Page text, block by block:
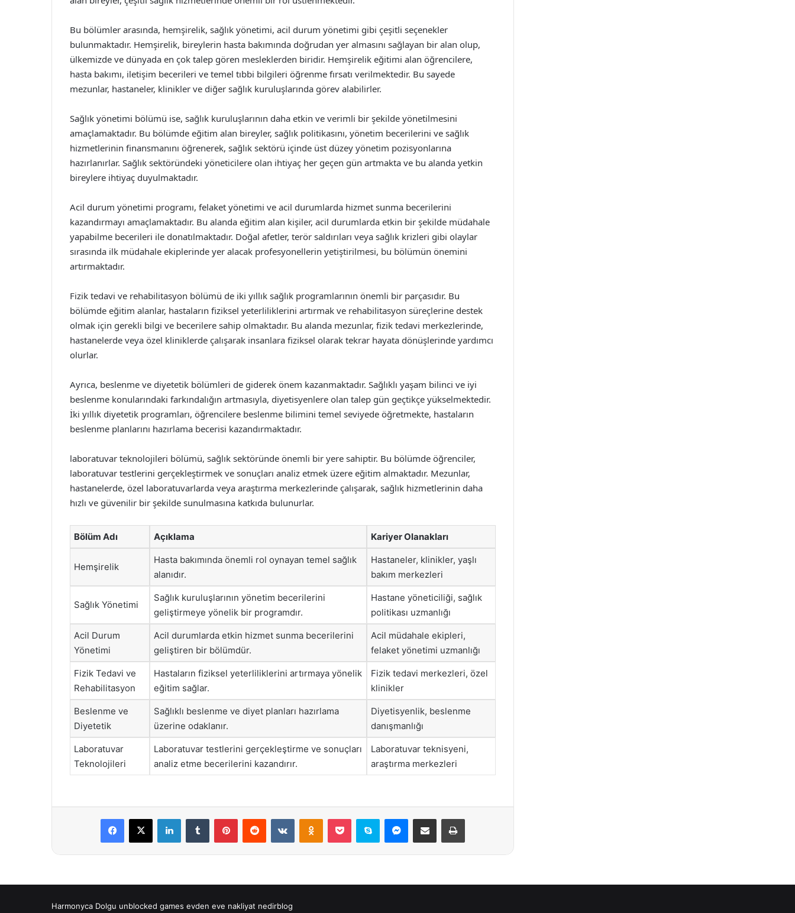
Bu bölümler arasında, hemşirelik, sağlık yönetimi, acil durum yönetimi gibi çeşitli seçenekler
bulunmaktadır. Hemşirelik, bireylerin hasta bakımında doğrudan yer almasını sağlayan bir alan olup,
ülkemizde ve dünyada en çok talep gören mesleklerden biridir. Hemşirelik eğitimi alan öğrencilere,
hasta bakımı, iletişim becerileri ve temel tıbbi bilgileri öğrenme fırsatı verilmektedir. Bu sayede
mezunlar, hastaneler, klinikler ve diğer sağlık kuruluşlarında görev alabilirler.
Sağlık yönetimi bölümü ise, sağlık kuruluşlarının daha etkin ve verimli bir şekilde yönetilmesini
amaçlamaktadır. Bu bölümde eğitim alan bireyler, sağlık politikasını, yönetim becerilerini ve sağlık
hizmetlerinin finansmanını öğrenerek, sağlık sektörü içinde üst düzey yönetim pozisyonlarına
hazırlanırlar. Sağlık sektöründeki yöneticilere olan ihtiyaç her geçen gün artmakta ve bu alanda yetkin
bireylere ihtiyaç duyulmaktadır.
Acil durum yönetimi programı, felaket yönetimi ve acil durumlarda hizmet sunma becerilerini
kazandırmayı amaçlamaktadır. Bu alanda eğitim alan kişiler, acil durumlarda etkin bir şekilde müdahale
yapabilme becerileri ile donatılmaktadır. Doğal afetler, terör saldırıları veya sağlık krizleri gibi olaylar
sırasında ilk müdahale ekiplerinde yer alacak profesyonellerin yetiştirilmesi, bu bölümün önemini
artırmaktadır.
Fizik tedavi ve rehabilitasyon bölümü de iki yıllık sağlık programlarının önemli bir parçasıdır. Bu
bölümde eğitim alanlar, hastaların fiziksel yeterliliklerini artırmak ve rehabilitasyon süreçlerine destek
olmak için gerekli bilgi ve becerilere sahip olmaktadır. Bu alanda mezunlar, fizik tedavi merkezlerinde,
hastanelerde veya özel kliniklerde çalışarak insanlara fiziksel olarak tekrar hayata dönüşlerinde yardımcı
olurlar.
Ayrıca, beslenme ve diyetetik bölümleri de giderek önem kazanmaktadır. Sağlıklı yaşam bilinci ve iyi
beslenme konularındaki farkındalığın artmasıyla, diyetisyenlere olan talep gün geçtikçe yükselmektedir.
İki yıllık diyetetik programları, öğrencilere beslenme bilimini temel seviyede öğretmekte, hastaların
beslenme planlarını hazırlama becerisi kazandırmaktadır.
laboratuvar teknolojileri bölümü, sağlık sektöründe önemli bir yere sahiptir. Bu bölümde öğrenciler,
laboratuvar testlerini gerçekleştirmek ve sonuçları analiz etmek üzere eğitim almaktadır. Mezunlar,
hastanelerde, özel laboratuvarlarda veya araştırma merkezlerinde çalışarak, sağlık hizmetlerinin daha
hızlı ve güvenilir bir şekilde sunulmasına katkıda bulunurlar.
Bölüm Adı Açıklama Kariyer Olanakları
Hemşirelik
Hasta bakımında önemli rol oynayan temel sağlık
alanıdır.
Hastaneler, klinikler, yaşlı
bakım merkezleri
Sağlık Yönetimi
Sağlık kuruluşlarının yönetim becerilerini
geliştirmeye yönelik bir programdır.
Hastane yöneticiliği, sağlık
politikası uzmanlığı
Acil Durum
Yönetimi
Acil durumlarda etkin hizmet sunma becerilerini
geliştiren bir bölümdür.
Acil müdahale ekipleri,
felaket yönetimi uzmanlığı
Fizik Tedavi ve
Rehabilitasyon
Hastaların fiziksel yeterliliklerini artırmaya yönelik
eğitim sağlar.
Fizik tedavi merkezleri, özel
klinikler
Beslenme ve
Diyetetik
Sağlıklı beslenme ve diyet planları hazırlama
üzerine odaklanır.
Diyetisyenlik, beslenme
danışmanlığı
Laboratuvar
Teknolojileri
Laboratuvar testlerini gerçekleştirme ve sonuçları
analiz etme becerilerini kazandırır.
Laboratuvar teknisyeni,
araştırma merkezleri
Facebook
X LinkedInTumblr PinterestReddit VKontakteOdnoklassniki
Pocket Skype Messenger
E-Posta ile paylaş Yazdır
Harmonyca Dolgu unblocked games evden eve nakliyat nedirblog